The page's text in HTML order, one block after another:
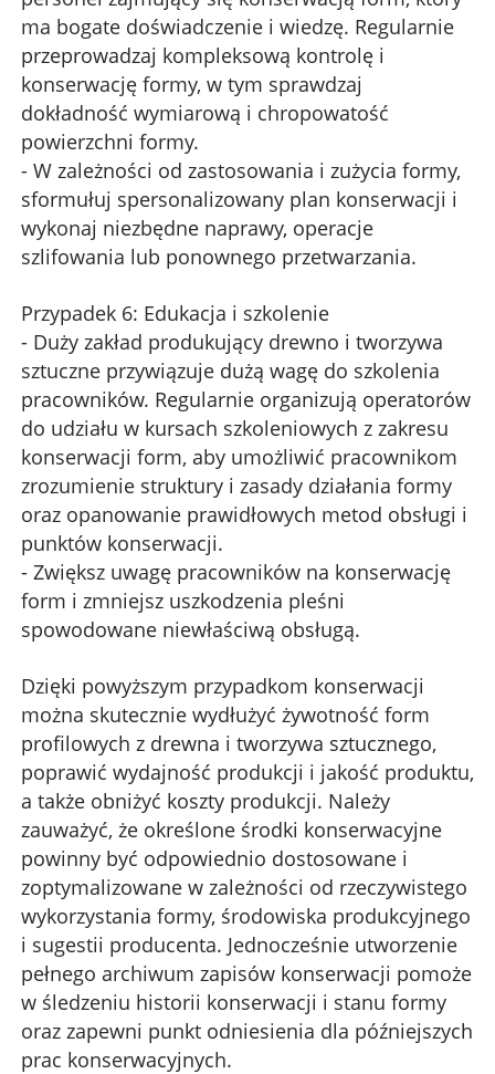
ma bogate doświadczenie i wiedzę. Regularnie
przeprowadzaj kompleksową kontrolę i
konserwację formy, w tym sprawdzaj
dokładność wymiarową i chropowatość
powierzchni formy.
- W zależności od zastosowania i zużycia formy,
sformułuj spersonalizowany plan konserwacji i
wykonaj niezbędne naprawy, operacje
szlifowania lub ponownego przetwarzania.
Przypadek 6: Edukacja i szkolenie
- Duży zakład produkujący drewno i tworzywa
sztuczne przywiązuje dużą wagę do szkolenia
pracowników. Regularnie organizują operatorów
do udziału w kursach szkoleniowych z zakresu
konserwacji form, aby umożliwić pracownikom
zrozumienie struktury i zasady działania formy
oraz opanowanie prawidłowych metod obsługi i
punktów konserwacji.
- Zwiększ uwagę pracowników na konserwację
form i zmniejsz uszkodzenia pleśni
spowodowane niewłaściwą obsługą.
Dzięki powyższym przypadkom konserwacji
można skutecznie wydłużyć żywotność form
profilowych z drewna i tworzywa sztucznego,
poprawić wydajność produkcji i jakość produktu,
a także obniżyć koszty produkcji. Należy
zauważyć, że określone środki konserwacyjne
powinny być odpowiednio dostosowane i
zoptymalizowane w zależności od rzeczywistego
wykorzystania formy, środowiska produkcyjnego
i sugestii producenta. Jednocześnie utworzenie
pełnego archiwum zapisów konserwacji pomoże
w śledzeniu historii konserwacji i stanu formy
oraz zapewni punkt odniesienia dla późniejszych
prac konserwacyjnych.